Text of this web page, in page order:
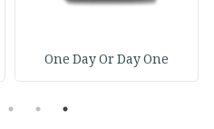
One Day Or Day One
1
2
3